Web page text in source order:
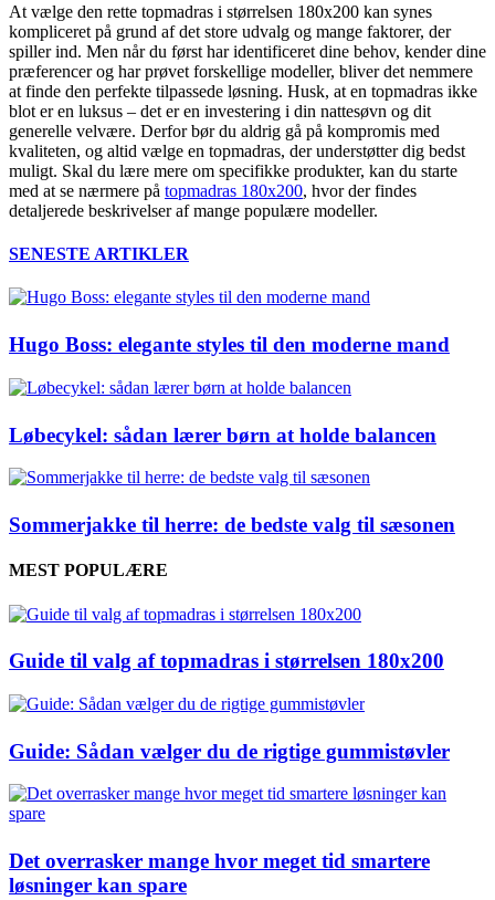
At vælge den rette topmadras i størrelsen 180x200 kan synes
kompliceret på grund af det store udvalg og mange faktorer, der
spiller ind. Men når du først har identificeret dine behov, kender dine
præferencer og har prøvet forskellige modeller, bliver det nemmere
at finde den perfekte tilpassede løsning. Husk, at en topmadras ikke
blot er en luksus – det er en investering i din nattesøvn og dit
generelle velvære. Derfor bør du aldrig gå på kompromis med
kvaliteten, og altid vælge en topmadras, der understøtter dig bedst
muligt. Skal du lære mere om specifikke produkter, kan du starte
med at se nærmere på topmadras 180x200, hvor der findes
detaljerede beskrivelser af mange populære modeller.
SENESTE ARTIKLER
Hugo Boss: elegante styles til den moderne mand
Løbecykel: sådan lærer børn at holde balancen
Sommerjakke til herre: de bedste valg til sæsonen
MEST POPULÆRE
Guide til valg af topmadras i størrelsen 180x200
Guide: Sådan vælger du de rigtige gummistøvler
Det overrasker mange hvor meget tid smartere
løsninger kan spare